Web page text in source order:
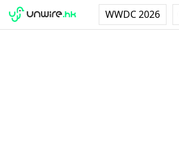
WWDC 2026